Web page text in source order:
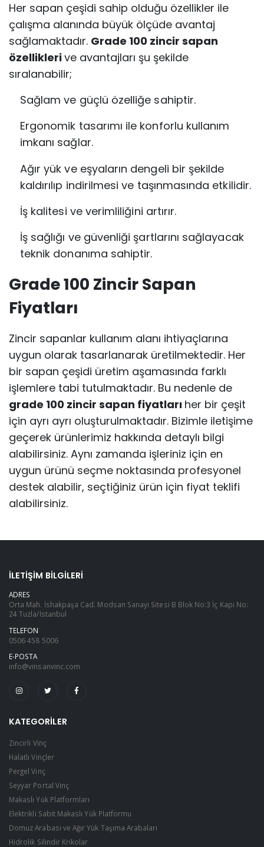
Her sapan çeşidi sahip olduğu özellikler ile
çalışma alanında büyük ölçüde avantaj
sağlamaktadır. Grade 100 zincir sapan
özelliklerive avantajları şu şekilde
sıralanabilir;
Sağlam ve güçlü özelliğe sahiptir.
Ergonomik tasarımı ile konforlu kullanım
imkanı sağlar.
Ağır yük ve eşyaların dengeli bir şekilde
kaldırılıp indirilmesi ve taşınmasında etkilidir.
İş kalitesi ve verimliliğini artırır.
İş sağlığı ve güvenliği şartlarını sağlayacak
teknik donanıma sahiptir.
Grade 100 Zincir Sapan
Fiyatları
Zincir sapanlar kullanım alanı ihtiyaçlarına
uygun olarak tasarlanarak üretilmektedir. Her
bir sapan çeşidi üretim aşamasında farklı
işlemlere tabi tutulmaktadır. Bu nedenle de
grade 100 zincir sapan fiyatları her bir çeşit
için ayrı ayrı oluşturulmaktadır. Bizimle iletişime
geçerek ürünlerimiz hakkında detaylı bilgi
alabilirsiniz. Aynı zamanda işleriniz için en
uygun ürünü seçme noktasında profesyonel
destek alabilir, seçtiğiniz ürün için fiyat teklifi
alabilirsiniz.
İLETIŞIM BILGILERI
ADRES
Orta Mah. İshakpaşa Cad. Modsan Sanayi Sitesi B Blok No:3 İç Kapı No:
24 Tuzla/İstanbul
TELEFON
0506 458 5006
E-POSTA
info@vinsanvinc.com
KATEGORILER
Zincirli Vinç
Halatlı Vinçler
Pergel Vinç
Seyyar Portal Vinç
Makaslı Yük Platformları
Elektrikli Sabit Makaslı Yük Platformu
Domuz Arabası ve Ağır Yük Taşıma Arabaları
Hidrolik Silindir Krikolar